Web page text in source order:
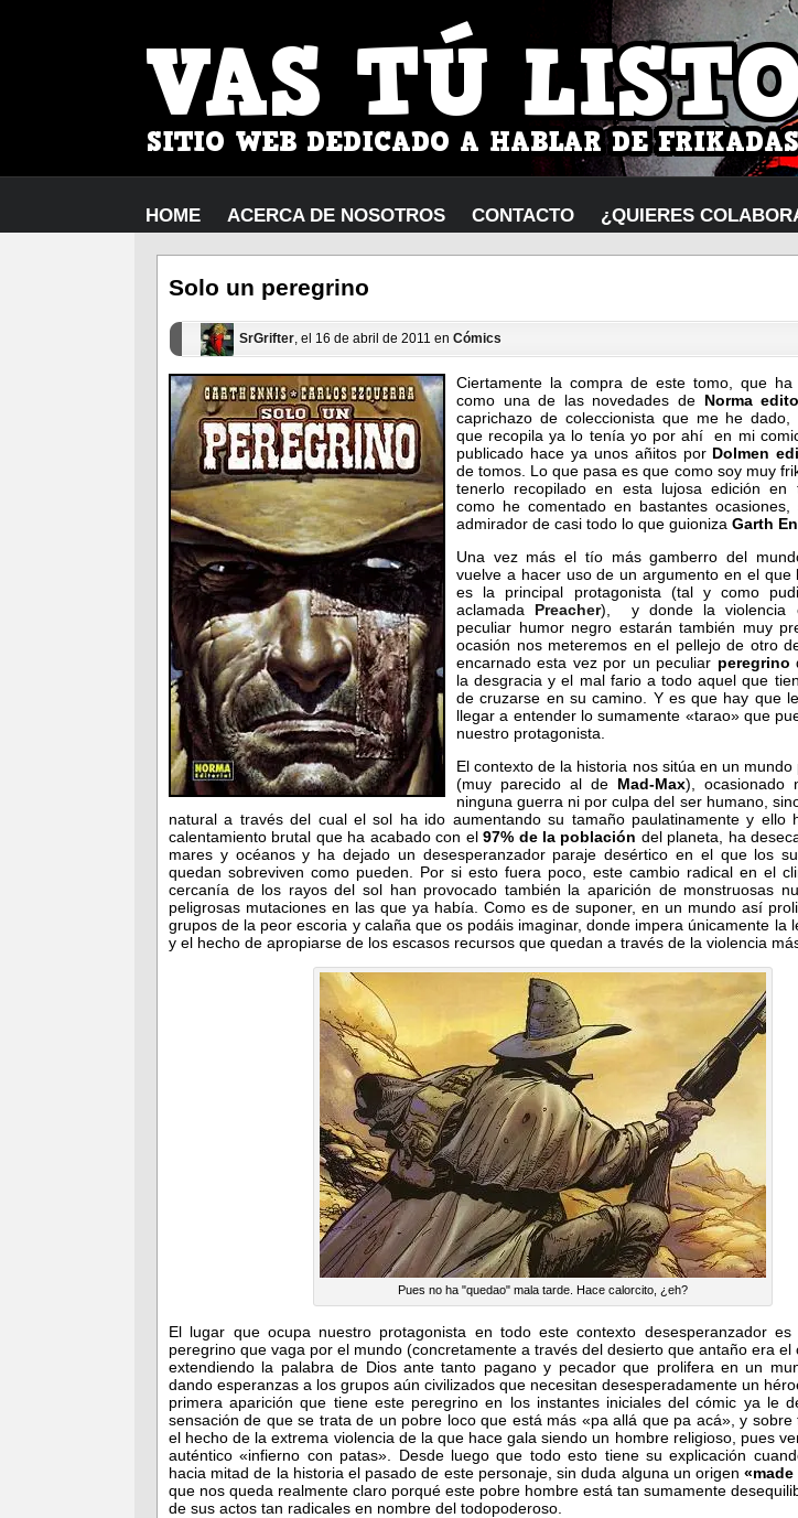
HOME ACERCA DE NOSOTROS CONTACTO ¿QUIERES
Solo un peregrino
SrGrifter, el 16 de abril de 2011 en Cómics
Ciertamente la compra de este tomo, que
como una de las novedades de Norma
caprichazo de coleccionista que me he
que recopila ya lo tenía yo por ahí en mi
publicado hace ya unos añitos por Dolmen
de tomos. Lo que pasa es que como soy muy
tenerlo recopilado en esta lujosa edición en
como he comentado en bastantes
admirador de casi todo lo que guioniza Garth
Una vez más el tío más gamberro del
vuelve a hacer uso de un argumento en el que
es la principal protagonista (tal y como
aclamada Preacher), y donde la violencia
peculiar humor negro estarán también muy
ocasión nos meteremos en el pellejo de otro
encarnado esta vez por un peculiar peregrino
la desgracia y el mal fario a todo aquel que
de cruzarse en su camino.
Y es que hay que
llegar a entender lo sumamente «tarao» que
nuestro protagonista.
El contexto de la historia nos sitúa en un
(muy parecido al de Mad-Max), ocasionado
ninguna guerra ni por culpa del ser humano,
natural a través del cual el sol ha ido aumentando su tamaño paulatinamente y ello
calentamiento brutal que ha acabado con el97% de la población del planeta, ha
mares y océanos y ha dejado un desesperanzador paraje desértico en el que los
quedan sobreviven como pueden. Por si esto fuera poco, este cambio radical en el
cercanía de los rayos del sol han provocado también la aparición de monstruosas
peligrosas mutaciones en las que ya había. Como es de suponer, en un mundo así
grupos de la peor escoria y calaña que os podáis imaginar, donde impera únicamente la
y el hecho de apropiarse de los escasos recursos que quedan a través de la violencia
Pues no ha "quedao" mala tarde. Hace calorcito, ¿eh?
El lugar que ocupa nuestro protagonista en todo este contexto desesperanzador
peregrino que vaga por el mundo (concretamente a través del desierto que antaño era el
extendiendo la palabra de Dios ante tanto pagano y pecador que prolifera en un
dando esperanzas a los grupos aún civilizados que necesitan desesperadamente un
primera aparición que tiene este peregrino en los instantes iniciales del cómic ya le
sensación de que se trata de un pobre loco que está más «pa allá que pa acá», y sobre
el hecho de la extrema violencia de la que hace gala siendo un hombre religioso, pues
auténtico «infierno con patas». Desde luego que todo esto tiene su explicación
hacia mitad de la historia el pasado de este personaje, sin duda alguna un origen
que nos queda realmente claro porqué este pobre hombre está tan sumamente
de sus actos tan radicales en nombre del todopoderoso.